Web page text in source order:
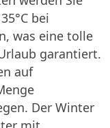
bei
was eine tolle
garantiert.
auf
Der Winter